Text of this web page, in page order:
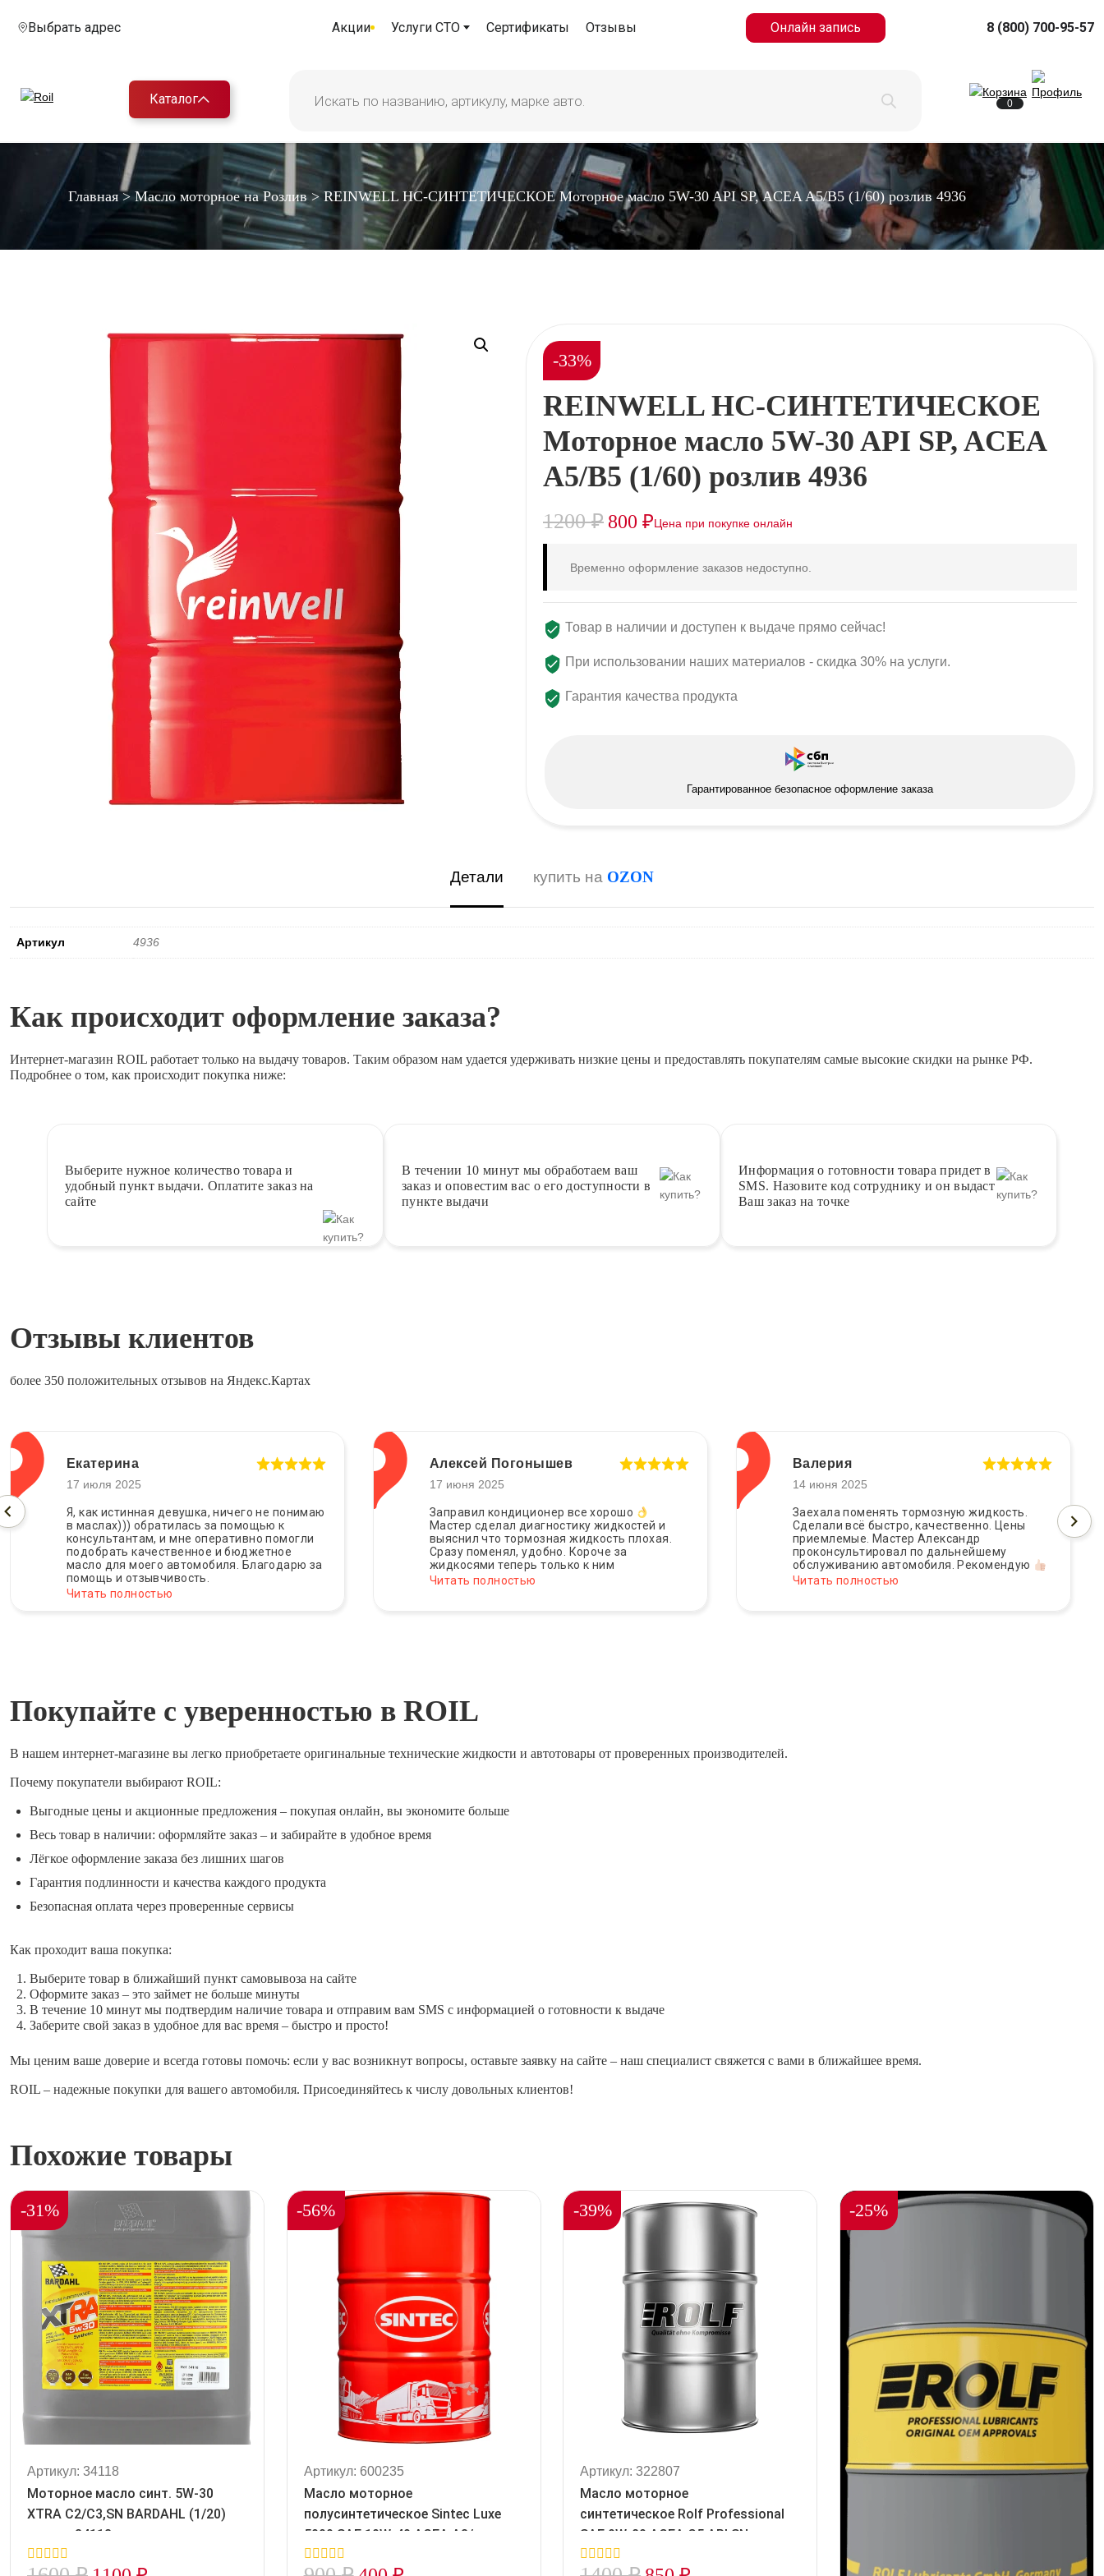
Выбрать адрес Акции Услуги СТО Сертификаты Отзывы Онлайн запись 8 (800) 700-95-57
Каталог 0
Главная> Масло моторное на Розлив>REINWELL НС-СИНТЕТИЧЕСКОЕ Моторное масло 5W-30 API SP, ACEA A5/B5 (1/60) розлив 4936
-33%
REINWELL НС-СИНТЕТИЧЕСКОЕ
Моторное масло 5W-30 API SP, ACEA
A5/B5 (1/60) розлив 4936
1200₽ 800 ₽
Временно оформление заказов недоступно.
Товар в наличии и доступен к выдаче прямо сейчас!
При использовании наших материалов - скидка 30% на услуги.
Гарантия качества продукта
Гарантированное безопасное оформление заказа
Детали купить на OZON
Артикул 4936
Как происходит оформление заказа?
Интернет-магазин ROIL работает только на выдачу товаров. Таким образом нам удается удерживать низкие цены и предоставлять покупателям самые высокие скидки на рынке РФ.
Подробнее о том, как происходит покупка ниже:
Выберите нужное количество товара и
удобный пункт выдачи. Оплатите заказ на
сайте
В течении 10 минут мы обработаем ваш
заказ и оповестим вас о его доступности в
пункте выдачи
Информация о готовности товара придет в
SMS. Назовите код сотруднику и он выдаст
Ваш заказ на точке
Отзывы клиентов
более 350 положительных отзывов на Яндекс.Картах
Екатерина
17 июля 2025
Я, как истинная девушка, ничего не понимаю
в маслах))) обратилась за помощью к
консультантам, и мне оперативно помогли
подобрать качественное и бюджетное
масло для моего автомобиля. Благодарю за
помощь и отзывчивость.
Читать полностью
Алексей Погонышев
17 июня 2025
Заправил кондиционер все хорошо
Мастер сделал диагностику жидкостей и
выяснил что тормозная жидкость плохая.
Сразу поменял, удобно. Короче за
жидкосями теперь только к ним
Читать полностью
Валерия
14 июня 2025
Заехала поменять тормозную жидкость.
Сделали всё быстро, качественно. Цены
приемлемые. Мастер Александр
проконсультировал по дальнейшему
обслуживанию автомобиля. Рекомендую
Читать полностью
Покупайте с уверенностью в ROIL
В нашем интернет-магазине вы легко приобретаете оригинальные технические жидкости и автотовары от проверенных производителей.
Почему покупатели выбирают ROIL:
Выгодные цены и акционные предложения – покупая онлайн, вы экономите больше
Весь товар в наличии: оформляйте заказ – и забирайте в удобное время
Лёгкое оформление заказа без лишних шагов
Гарантия подлинности и качества каждого продукта
Безопасная оплата через проверенные сервисы
Как проходит ваша покупка:
Выберите товар в ближайший пункт самовывоза на сайте
Оформите заказ – это займет не больше минуты
В течение 10 минут мы подтвердим наличие товара и отправим вам SMS с информацией о готовности к выдаче
Заберите свой заказ в удобное для вас время – быстро и просто!
Мы ценим ваше доверие и всегда готовы помочь: если у вас возникнут вопросы, оставьте заявку на сайте – наш специалист свяжется с вами в ближайшее время.
ROIL – надежные покупки для вашего автомобиля. Присоединяйтесь к числу довольных клиентов!
Похожие товары
-31%
Артикул: 34118
Моторное масло синт. 5W-30
XTRA C2/C3,SN BARDAHL (1/20)
розлив 34118
0
-56%
Артикул: 600235
Масло моторное
полусинтетическое Sintec Luxe
5000 SAE 10W-40 ACEA A3/B4
API SL/CF (1/216,5) розлив
0
-39%
Артикул: 322807
Масло моторное
синтетическое Rolf Professional
SAE 0W-20 ACEA C5 API SN
(1/60) розлив 322807
0
-25%